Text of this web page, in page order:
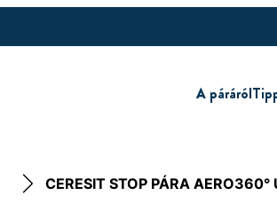
A páráról
CERESIT STOP PÁRA